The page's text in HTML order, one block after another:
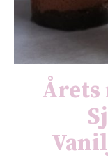
Årets